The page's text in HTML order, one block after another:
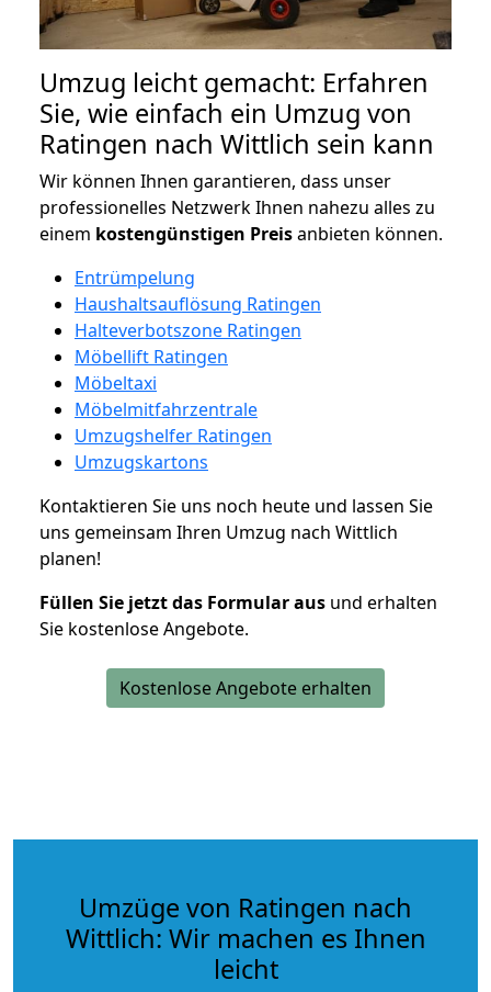
Umzug leicht gemacht: Erfahren
Sie, wie einfach ein Umzug von
Ratingen nach Wittlich sein kann
Wir können Ihnen garantieren, dass unser
professionelles Netzwerk Ihnen nahezu alles zu
einem kostengünstigen Preisanbieten können.
Entrümpelung
Haushaltsauflösung Ratingen
Halteverbotszone Ratingen
Möbellift Ratingen
Möbeltaxi
Möbelmitfahrzentrale
Umzugshelfer Ratingen
Umzugskartons
Kontaktieren Sie uns noch heute und lassen Sie
uns gemeinsam Ihren Umzug nach Wittlich
planen!
Füllen Sie jetzt das Formular aus und erhalten
Sie kostenlose Angebote.
Kostenlose Angebote erhalten
Umzüge von Ratingen nach
Wittlich: Wir machen es Ihnen
leicht